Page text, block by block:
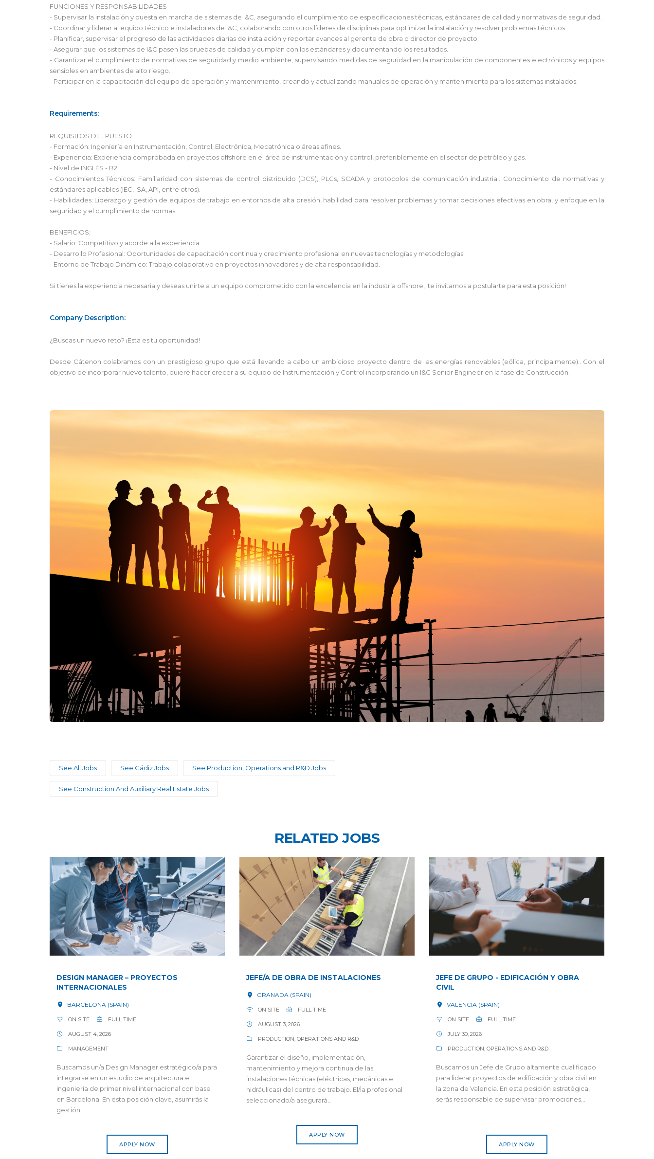
FUNCIONES Y RESPONSABILIDADES
- Supervisar la instalación y puesta en marcha de sistemas de I&C, asegurando el cumplimiento de especificaciones técnicas, estándares de calidad y normativas de seguridad.
- Coordinar y liderar al equipo técnico e instaladores de I&C, colaborando con otros líderes de disciplinas para optimizar la instalación y resolver problemas técnicos.
- Planificar, supervisar el progreso de las actividades diarias de instalación y reportar avances al gerente de obra o director de proyecto.
- Asegurar que los sistemas de I&C pasen las pruebas de calidad y cumplan con los estándares y documentando los resultados.
- Garantizar el cumplimiento de normativas de seguridad y medio ambiente, supervisando medidas de seguridad en la manipulación de componentes electrónicos y equipos
sensibles en ambientes de alto riesgo.
- Participar en la capacitación del equipo de operación y mantenimiento, creando y actualizando manuales de operación y mantenimiento para los sistemas instalados.
Requirements:
REQUISITOS DEL PUESTO
- Formación: Ingeniería en Instrumentación, Control, Electrónica, Mecatrónica o áreas afines.
- Experiencia: Experiencia comprobada en proyectos offshore en el área de instrumentación y control, preferiblemente en el sector de petróleo y gas.
- Nivel de INGLÉS - B2
- Conocimientos Técnicos: Familiaridad con sistemas de control distribuido (DCS), PLCs, SCADA y protocolos de comunicación industrial. Conocimiento de normativas y
estándares aplicables (IEC, ISA, API, entre otros).
- Habilidades: Liderazgo y gestión de equipos de trabajo en entornos de alta presión, habilidad para resolver problemas y tomar decisiones efectivas en obra, y enfoque en la
seguridad y el cumplimiento de normas.
BENEFICIOS;
- Salario: Competitivo y acorde a la experiencia.
- Desarrollo Profesional: Oportunidades de capacitación continua y crecimiento profesional en nuevas tecnologías y metodologías.
- Entorno de Trabajo Dinámico: Trabajo colaborativo en proyectos innovadores y de alta responsabilidad.
Si tienes la experiencia necesaria y deseas unirte a un equipo comprometido con la excelencia en la industria offshore, ¡te invitamos a postularte para esta posición!
Company Description:
¿Buscas un nuevo reto? ¡Esta es tu oportunidad!
Desde Cátenon colabramos con un prestigioso grupo que está llevando a cabo un ambicioso proyecto dentro de las energías renovables (eólica, principalmente).. Con el
objetivo de incorporar nuevo talento, quiere hacer crecer a su equipo de Instrumentación y Control incorporando un I&C Senior Engineer en la fase de Construcción.
See All Jobs See Cádiz Jobs See Production, Operations and R&D Jobs
See Construction And Auxiliary Real Estate Jobs
RELATED JOBS
DESIGN MANAGER – PROYECTOS
INTERNACIONALES
BARCELONA (SPAIN)
ON SITE FULL TIME
AUGUST 4, 2026
MANAGEMENT
Buscamos un/a Design Manager estratégico/a para
integrarse en un estudio de arquitectura e
ingeniería de primer nivel internacional con base
en Barcelona. En esta posición clave, asumirás la
gestión...
APPLY NOW
JEFE/A DE OBRA DE INSTALACIONES
GRANADA (SPAIN)
ON SITE FULL TIME
AUGUST 3, 2026
PRODUCTION, OPERATIONS AND R&D
Garantizar el diseño, implementación,
mantenimiento y mejora continua de las
instalaciones técnicas (eléctricas, mecánicas e
hidráulicas) del centro de trabajo. El/la profesional
seleccionado/a asegurará...
APPLY NOW
JEFE DE GRUPO - EDIFICACIÓN Y OBRA
CIVIL
VALENCIA (SPAIN)
ON SITE FULL TIME
JULY 30, 2026
PRODUCTION, OPERATIONS AND R&D
Buscamos un Jefe de Grupo altamente cualificado
para liderar proyectos de edificación y obra civil en
la zona de Valencia. En esta posición estratégica,
serás responsable de supervisar promociones...
APPLY NOW